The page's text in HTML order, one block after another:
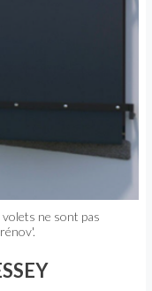
volets ne sont pas